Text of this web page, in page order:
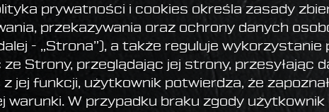
prywatności i cookies określa zasady
przekazywania oraz ochrony danych
- „Strona”), a także reguluje
ze Strony, przeglądając jej strony, przesyłając
jej funkcji, użytkownik potwierdza, że
warunki. W przypadku braku zgody